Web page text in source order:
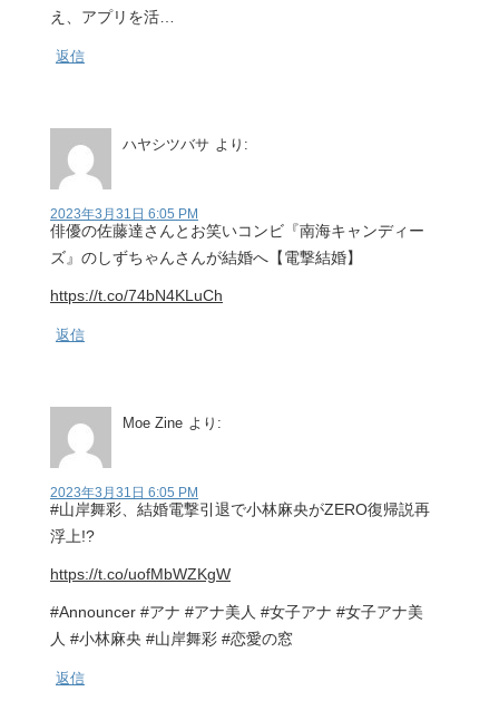
え、アプリを活…
返信
ハヤシツバサ より:
2023年3月31日 6:05 PM
俳優の佐藤達さんとお笑いコンビ『南海キャンディー
ズ』のしずちゃんさんが結婚へ【電撃結婚】
https://t.co/74bN4KLuCh
返信
Moe Zine より:
2023年3月31日 6:05 PM
#山岸舞彩、結婚電撃引退で小林麻央がZERO復帰説再
浮上!?
https://t.co/uofMbWZKgW
#Announcer #アナ #アナ美人 #女子アナ #女子アナ美
人 #小林麻央 #山岸舞彩 #恋愛の窓
返信